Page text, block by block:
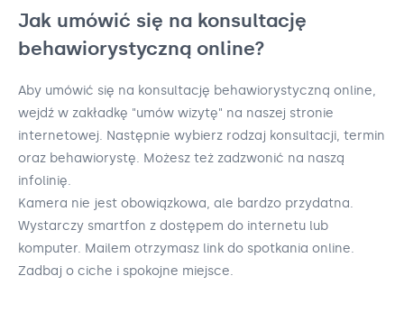
Jak umówić się na konsultację
behawiorystyczną online?
Aby umówić się na konsultację behawiorystyczną online,
wejdź w zakładkę "umów wizytę" na naszej stronie
internetowej. Następnie wybierz rodzaj konsultacji, termin
oraz behawiorystę. Możesz też zadzwonić na naszą
infolinię.
Kamera nie jest obowiązkowa, ale bardzo przydatna.
Wystarczy smartfon z dostępem do internetu lub
komputer. Mailem otrzymasz link do spotkania online.
Zadbaj o ciche i spokojne miejsce.